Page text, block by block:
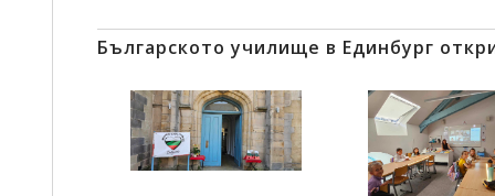
Българското училище в Единбург